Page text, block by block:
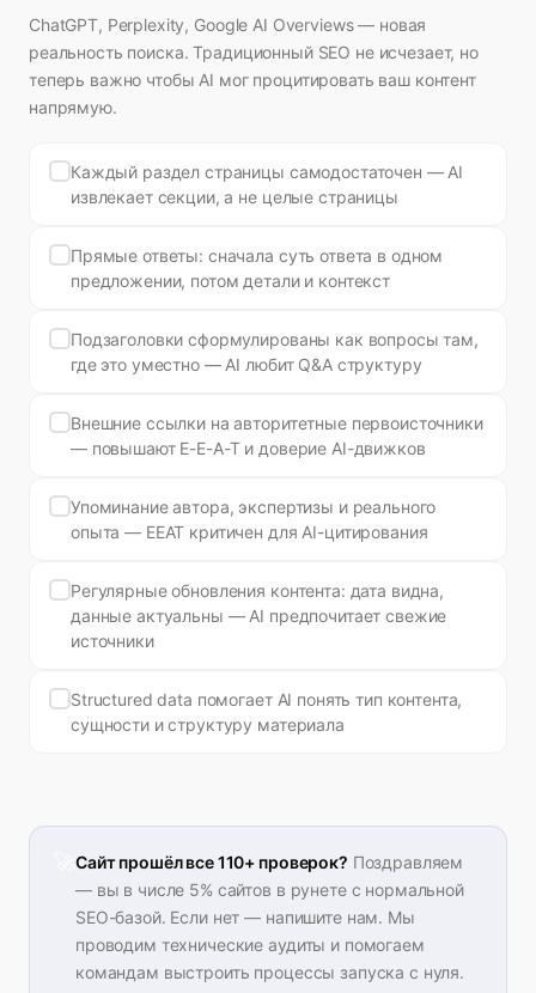
ChatGPT, Perplexity, Google AI Overviews — новая
реальность поиска. Традиционный SEO не исчезает, но
теперь важно чтобы AI мог процитировать ваш контент
напрямую.
Каждый раздел страницы самодостаточен — AI
извлекает секции, а не целые страницы
Прямые ответы: сначала суть ответа в одном
предложении, потом детали и контекст
Подзаголовки сформулированы как вопросы там,
где это уместно — AI любит Q&A структуру
Внешние ссылки на авторитетные первоисточники
— повышают E-E-A-T и доверие AI-движков
Упоминание автора, экспертизы и реального
опыта — EEAT критичен для AI-цитирования
Регулярные обновления контента: дата видна,
данные актуальны — AI предпочитает свежие
источники
Structured data помогает AI понять тип контента,
сущности и структуру материала
Сайт прошёл все 110+ проверок? Поздравляем
— вы в числе 5% сайтов в рунете с нормальной
SEO-базой. Если нет — напишите нам. Мы
проводим технические аудиты и помогаем
командам выстроить процессы запуска с нуля.